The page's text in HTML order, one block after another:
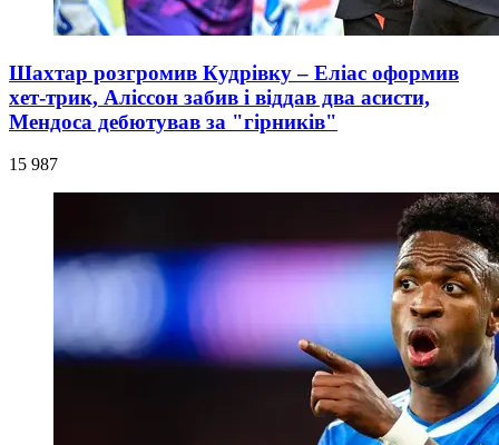
Шахтар розгромив Кудрівку – Еліас оформив
хет-трик, Аліссон забив і віддав два асисти,
Мендоса дебютував за "гірників"
15 987